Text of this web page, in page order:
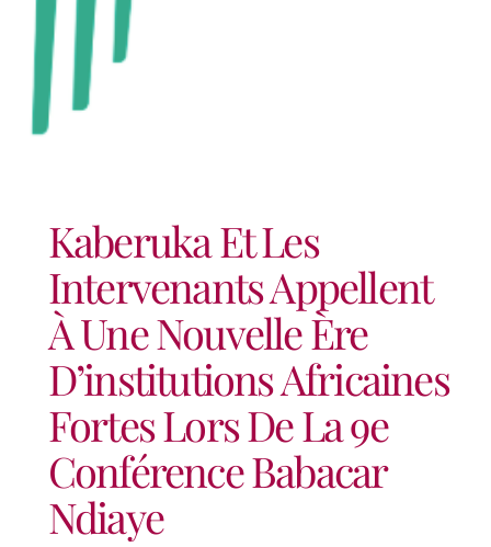
Kaberuka Et Les
Intervenants Appellent
À Une Nouvelle Ère
D’institutions Africaines
Fortes Lors De La 9e
Conférence Babacar
Ndiaye